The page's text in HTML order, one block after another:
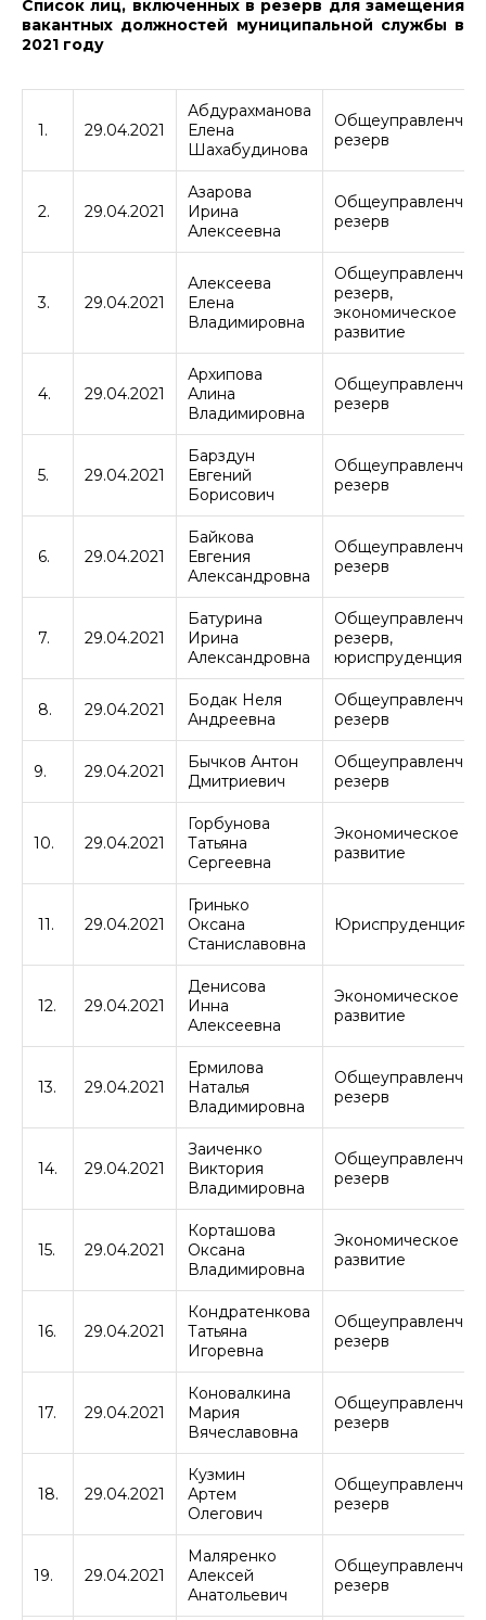
Список лиц, включенных в резерв для замещения
вакантных должностей муниципальной службы в
2021 году
1. 29.04.2021
Абдурахманова
Елена
Шахабудинова
резерв
2. 29.04.2021
Азарова
Ирина
Алексеевна
резерв
3. 29.04.2021
Алексеева
Елена
Владимировна
резерв,
экономическое
развитие
4. 29.04.2021
Архипова
Алина
Владимировна
резерв
5. 29.04.2021
Барздун
Евгений
Борисович
резерв
6. 29.04.2021
Байкова
Евгения
Александровна
резерв
7. 29.04.2021
Батурина
Ирина
Александровна
резерв,
юриспруденция
8. 29.04.2021
Бодак Неля
Андреевна
резерв
9. 29.04.2021
Бычков Антон
Дмитриевич
резерв
10. 29.04.2021
Горбунова
Татьяна
Сергеевна
Экономическое
развитие
11. 29.04.2021
Гринько
Оксана
Станиславовна
Юриспруденция
12. 29.04.2021
Денисова
Инна
Алексеевна
Экономическое
развитие
13. 29.04.2021
Ермилова
Наталья
Владимировна
резерв
14. 29.04.2021
Заиченко
Виктория
Владимировна
резерв
15. 29.04.2021
Корташова
Оксана
Владимировна
Экономическое
развитие
16. 29.04.2021
Кондратенкова
Татьяна
Игоревна
резерв
17. 29.04.2021
Коновалкина
Мария
Вячеславовна
резерв
18. 29.04.2021
Кузмин
Артем
Олегович
резерв
19. 29.04.2021
Маляренко
Алексей
Анатольевич
резерв